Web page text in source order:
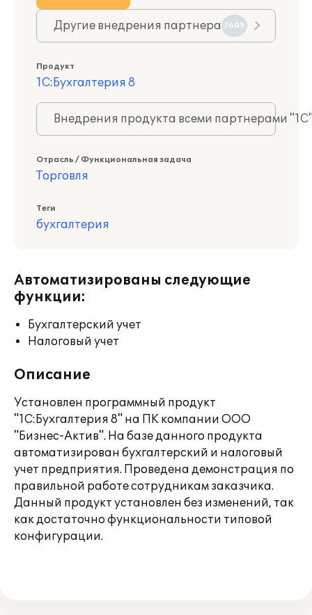
Другие внедрения партнера 7609
Продукт
1С:Бухгалтерия 8
Внедрения продукта всеми партнерами
Отрасль / Функциональная задача
Торговля
Теги
бухгалтерия
Автоматизированы следующие
функции:
Бухгалтерский учет
Налоговый учет
Описание
Установлен программный продукт
"1С:Бухгалтерия 8" на ПК компании ООО
"Бизнес-Актив". На базе данного продукта
автоматизирован бухгалтерский и налоговый
учет предприятия. Проведена демонстрация по
правильной работе сотрудникам заказчика.
Данный продукт установлен без изменений, так
как достаточно функциональности типовой
конфигурации.